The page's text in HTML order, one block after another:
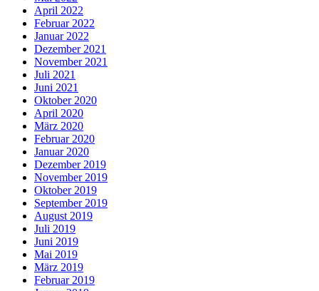
April 2022
Februar 2022
Januar 2022
Dezember 2021
November 2021
Juli 2021
Juni 2021
Oktober 2020
April 2020
März 2020
Februar 2020
Januar 2020
Dezember 2019
November 2019
Oktober 2019
September 2019
August 2019
Juli 2019
Juni 2019
Mai 2019
März 2019
Februar 2019